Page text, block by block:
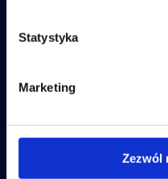
Statystyka
Marketing
Zezwól
Imię
Adres e-mail
W czym pomóc?